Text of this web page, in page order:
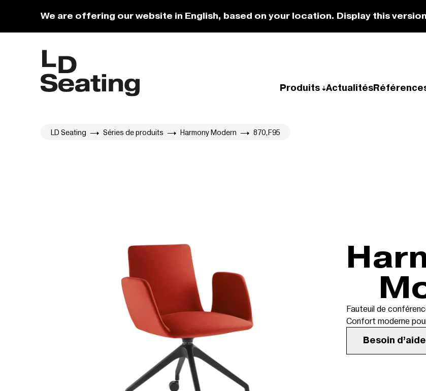
We are offering our website in English, based on your location. Display this
Produits Actualités
LD Seating Séries de produits Harmony Modern 870,F95
Harmony
Fauteuil de
Confort moderne
Besoin